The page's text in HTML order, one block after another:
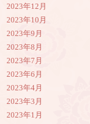
2023年12月
2023年10月
2023年9月
2023年8月
2023年7月
2023年6月
2023年4月
2023年3月
2023年1月